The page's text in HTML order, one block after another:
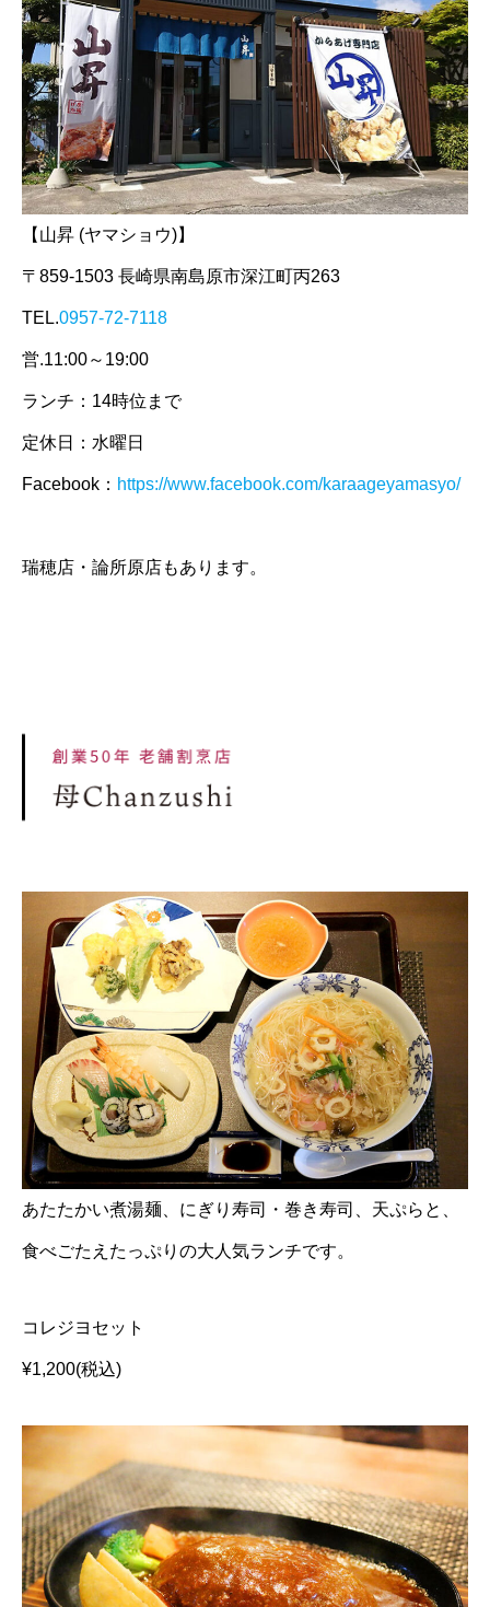
【山昇 (ヤマショウ)】
〒859-1503 長崎県南島原市深江町丙263
TEL.0957-72-7118
営.11:00～19:00
ランチ：14時位まで
定休日：水曜日
Facebook： https://www.facebook.com/karaageyamasyo/
瑞穂店・論所原店もあります。
あたたかい煮湯麺、にぎり寿司・巻き寿司、天ぷらと、
食べごたえたっぷりの大人気ランチです。
コレジヨセット
¥1,200(税込)